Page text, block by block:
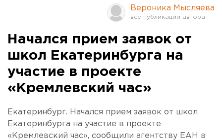
Вероника Мысляева
Начался прием заявок от
школ Екатеринбурга на
участие в проекте
«Кремлевский час»
Екатеринбург. Начался прием заявок от школ
Екатеринбурга на участие в проекте
«Кремлевский час», сообщили агентству ЕАН в